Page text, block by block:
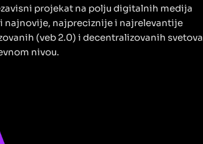
projekat na polju digitalnih medija
najnovije, najpreciznije i najrelevantije
(veb 2.0) i decentralizovanih svetova
nivou.